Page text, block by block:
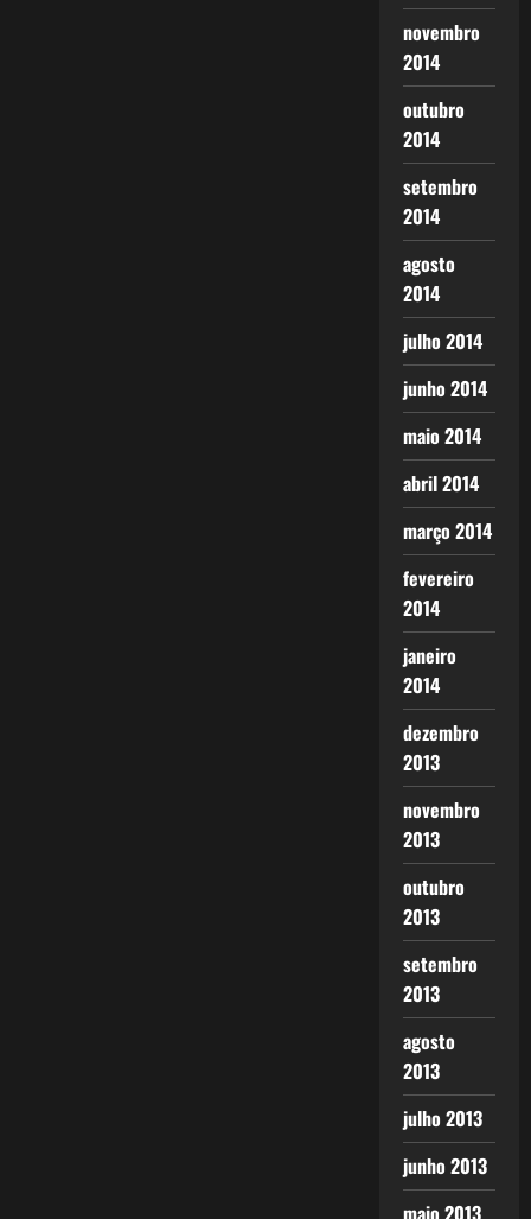
novembro
2014
outubro
2014
setembro
2014
agosto
2014
julho 2014
junho 2014
maio 2014
abril 2014
março 2014
fevereiro
2014
janeiro
2014
dezembro
2013
novembro
2013
outubro
2013
setembro
2013
agosto
2013
julho 2013
junho 2013
maio 2013